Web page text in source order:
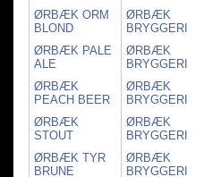
ØRBÆK ORM
BLOND
ØRBÆK
BRYGGERI
ØRBÆK PALE
ALE
ØRBÆK
BRYGGERI
ØRBÆK
PEACH BEER
ØRBÆK
BRYGGERI
ØRBÆK
STOUT
ØRBÆK
BRYGGERI
ØRBÆK TYR
BRUNE
ØRBÆK
BRYGGERI